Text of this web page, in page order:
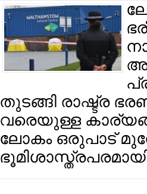
തുടങ്ങി രാഷ്ട്ര
വരെയുള്ള
ലോകം ഒരുപാട്